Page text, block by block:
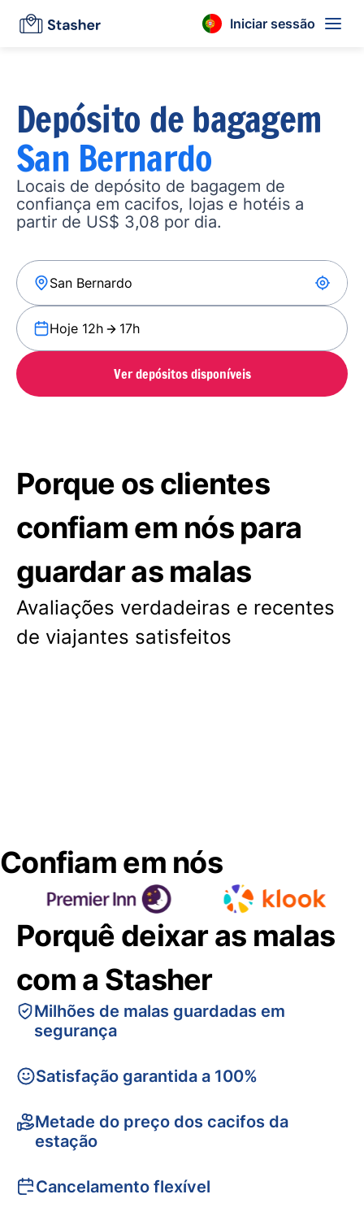
Iniciar sessão
Depósito de bagagem
San Bernardo
Locais de depósito de bagagem de
confiança em cacifos, lojas e hotéis a
partir de US$ 3,08 por dia.
Hoje 12h 17h
Ver depósitos disponíveis
Porque os clientes
confiam em nós para
guardar as malas
Avaliações verdadeiras e recentes
de viajantes satisfeitos
Confiam em nós
Porquê deixar as malas
com a Stasher
Milhões de malas guardadas em
segurança
Satisfação garantida a 100%
Metade do preço dos cacifos da
estação
Cancelamento flexível